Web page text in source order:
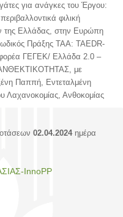
για ανάγκες του Έργου:
φιλική
της Ελλάδας, στην Ευρώπη
Πράξης ΤΑΑ: TAEDR-
ΓΕΓΕΚ/ Ελλάδα 2.0 –
με
Παππή, Εντεταλμένη
Λαχανοκομίας, Ανθοκομίας
02.04.2024ημέρα
InnoPP